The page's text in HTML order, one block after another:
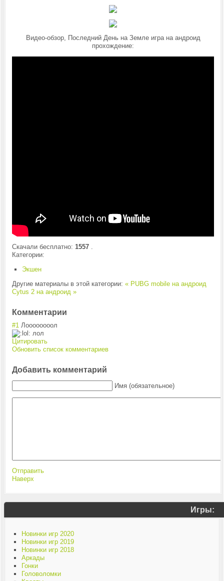
Видео-обзор, Последний День на Земле игра на андроид
прохождение:
Скачали бесплатно: 1557.
Категории:
Экшен
Другие материалы в этой категории: « PUBG mobile на андроид
Cytus 2 на андроид »
Комментарии
#1 Лоооооооол
лол
Цитировать
Обновить список комментариев
Добавить комментарий
Имя (обязательное)
Отправить
Наверх
Игры:
Новинки игр 2020
Новинки игр 2019
Новинки игр 2018
Аркады
Гонки
Головоломки